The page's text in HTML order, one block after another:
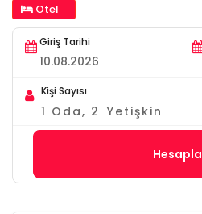
Otel
Giriş Tarihi
Kişi Sayısı
1 Oda, 2 Yetişkin
Hesapla